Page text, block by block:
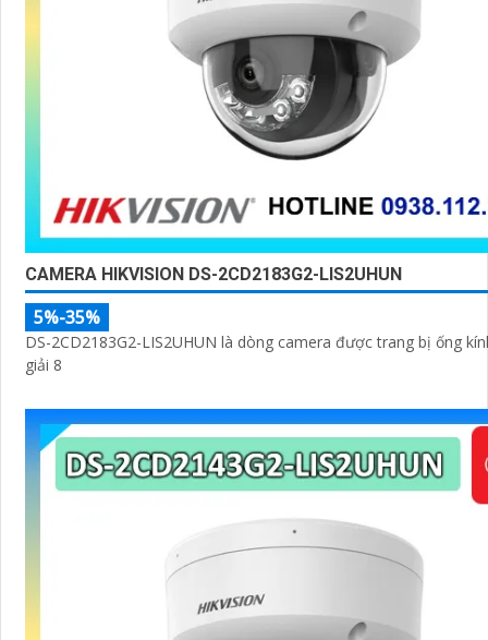
CAMERA HIKVISION DS-2CD2183G2-LIS2UHUN
5%-35%
DS-2CD2183G2-LIS2UHUN là dòng camera được trang bị ống
giải 8